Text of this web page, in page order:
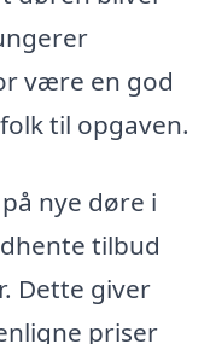
være en god
til opgaven.
nye døre i
tilbud
Dette giver
priser